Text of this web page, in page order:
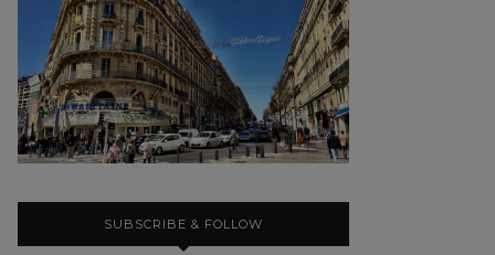
SUBSCRIBE & FOLLOW